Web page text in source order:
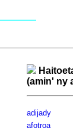
(amin' ny
adijady
afotroa